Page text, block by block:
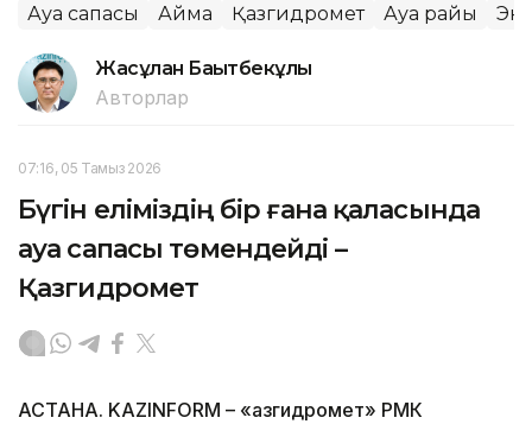
Ауа сапасы Аймақ Қазгидромет Ауа райы
Жасұлан Бақытбекұлы
Авторлар
07:16, 05 Тамыз 2026
Бүгін еліміздің бір ғана қаласында
ауа сапасы төмендейді –
Қазгидромет
АСТАНА. KAZINFORM – «Қазгидромет» РМК